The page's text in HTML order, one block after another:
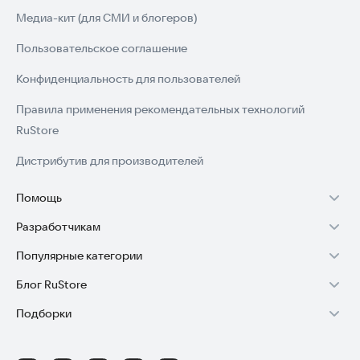
необычный момент!
Медиа-кит (для СМИ и блогеров)
Пользовательское соглашение
Конфиденциальность для пользователей
Правила применения рекомендательных технологий
RuStore
Дистрибутив для производителей
Помощь
Установка RuStore на TV
Установка RuStore на телефон
Установка RuStore в машину
Помощь пользователям RuStore
Разработчикам
Зарабатывать с RuStore
Стать разработчиком
Доступ к RuStore Консоль
Популярные категории
Игры для Android
Приложения банков
Блог RuStore
Обзоры игр для Android 2025
Подборки